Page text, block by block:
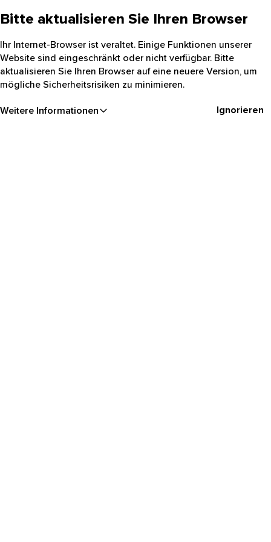
Bitte aktualisieren Sie Ihren Browser
Ihr Internet-Browser ist veraltet. Einige Funktionen unserer
Website sind eingeschränkt oder nicht verfügbar. Bitte
aktualisieren Sie Ihren Browser auf eine neuere Version, um
mögliche Sicherheitsrisiken zu minimieren.
Weitere Informationen Ignorieren